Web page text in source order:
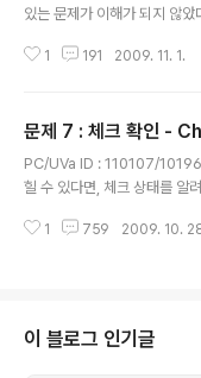
있는 문제가 이해가 되지 않았
이가 문제에 대해서 이해하여,
검색하다 이 블로그를 찾게 된
면 한다. 개요 호주식 투표 제
주식 투표 제도는 다음과 같은
표를 합니다. 이때 1순위 후보
1 191 2009. 11. 1.
문제 7 : 체크 확인 -
PC/UVa ID : 110107/10196
힐 수 있다면, 체크 상태를 알
서 말하겠다. 폰(p) : 한번에
약 없이 이동하면서 상대 패를
가진 녀석이다. 퀸(q) : 비..
1 759 2009. 10.
이 블로그 인기글